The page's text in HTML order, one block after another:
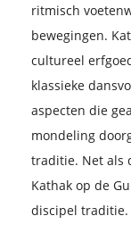
ritmisch
bewegingen.
cultureel
klassieke
aspecten die
mondeling
traditie. Net als
Kathak op de
discipel traditie.